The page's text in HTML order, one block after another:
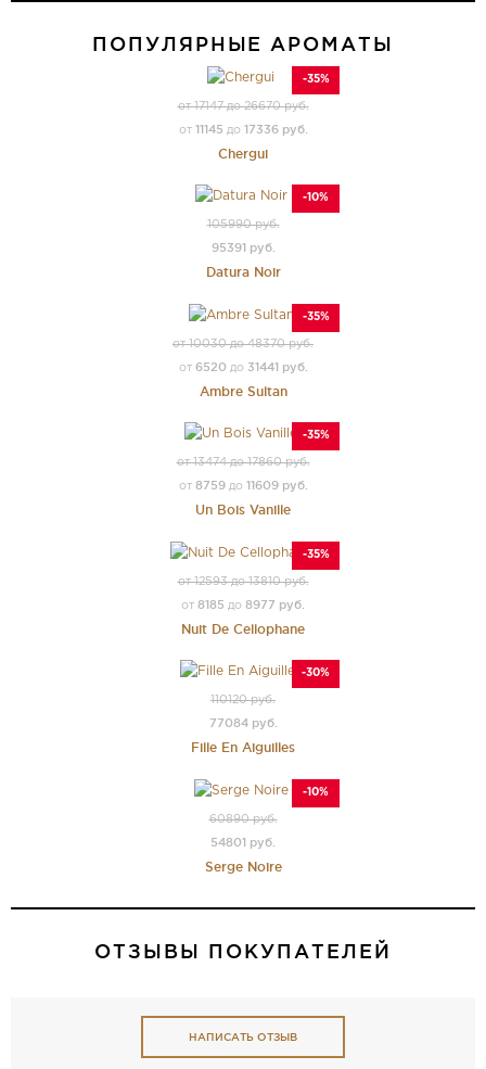
ПОПУЛЯРНЫЕ АРОМАТЫ
-35%
от 17147 до 26670 руб.
от 11145 до 17336 руб.
Chergui
-10%
105990 руб.
95391 руб.
Datura Noir
-35%
от 10030 до 48370 руб.
от 6520 до 31441 руб.
Ambre Sultan
-35%
от 13474 до 17860 руб.
от 8759до 11609 руб.
Un Bois Vanille
-35%
от 12593 до 13810 руб.
от 8185 до 8977 руб.
Nuit De Cellophane
-30%
110120 руб.
77084 руб.
Fille En Aiguilles
-10%
60890 руб.
54801 руб.
Serge Noire
ОТЗЫВЫ ПОКУПАТЕЛЕЙ
НАПИСАТЬ ОТЗЫВ